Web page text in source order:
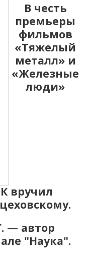
В честь
премьеры
фильмов
«Тяжелый
металл» и
«Железные
люди»
вручил
— автор
"Наука".